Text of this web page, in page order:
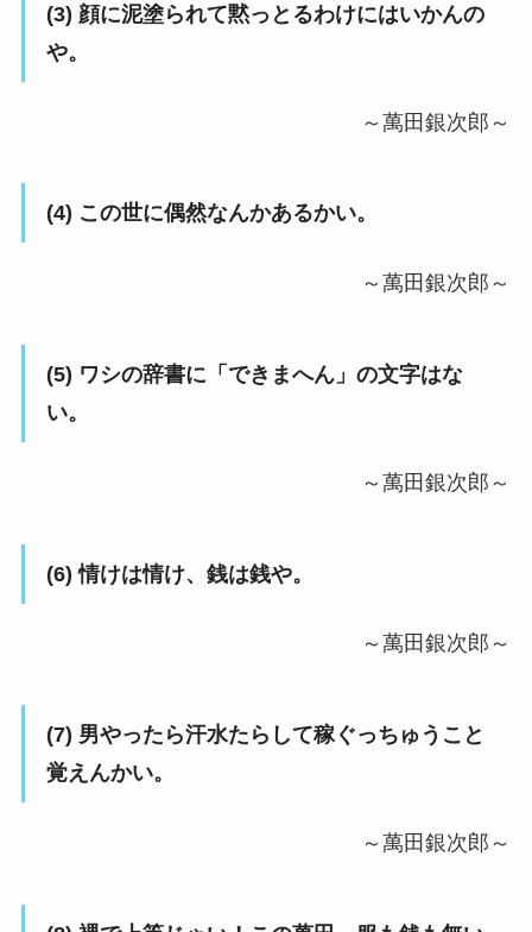
(3) 顔に泥塗られて黙っとるわけにはいかんの
や。
～萬田銀次郎～
(4) この世に偶然なんかあるかい。
～萬田銀次郎～
(5) ワシの辞書に「できまへん」の文字はな
い。
～萬田銀次郎～
(6) 情けは情け、銭は銭や。
～萬田銀次郎～
(7) 男やったら汗水たらして稼ぐっちゅうこと
覚えんかい。
～萬田銀次郎～